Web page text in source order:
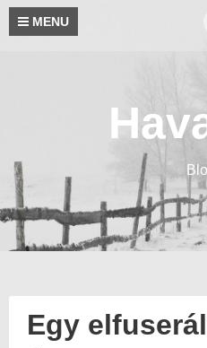
Skip
content
MENU
Egy